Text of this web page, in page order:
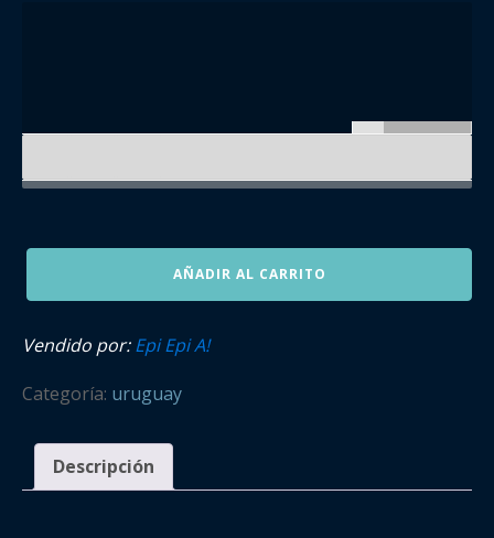
Saavedra
AÑADIR AL CARRITO
Vendido por:Epi Epi A!
Categoría: uruguay
Descripción